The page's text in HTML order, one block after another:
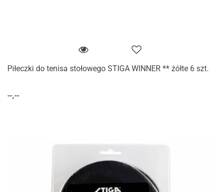
Piłeczki do tenisa stołowego STIGA WINNER ** żółte 6 szt.
--,--